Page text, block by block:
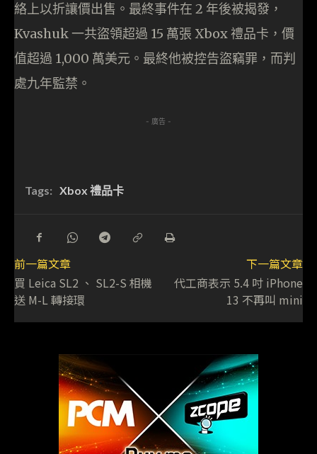
絡上以折讓價出售。最終事件在 2 年後被揭發，
Kvashuk 一共盜領超過 15 萬張 Xbox 禮品卡，價
值超過 1,000 萬美元。最終他被控告盜竊罪，而判
處九年監禁。
- 廣告 -
Tags: Xbox 禮品卡
前一篇文章
買 Leica SL2 、 SL2-S 相機
送 M-L 轉接環
下一篇文章
代工商表示 5.4 吋 iPhone
13 不再叫 mini